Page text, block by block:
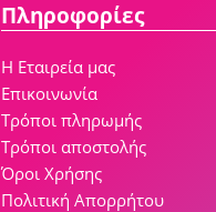
Πληροφορίες
Η Εταιρεία μας
Επικοινωνία
Τρόποι πληρωμής
Τρόποι αποστολής
Όροι Χρήσης
Πολιτική Απορρήτου